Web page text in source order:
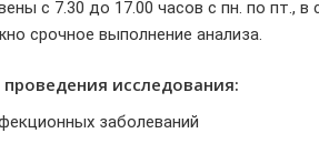
с 7.30 до 17.00 часов с пн. по пт.,
срочное выполнение анализа.
исследования:
заболеваний